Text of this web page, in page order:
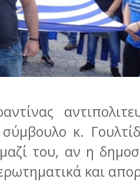
κ.
του, αν η
και